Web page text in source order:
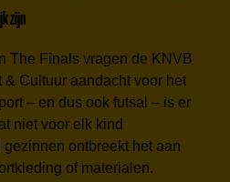
zijn
The Finals vragen de KNVB
& Cultuur aandacht voor het
– en dus ook futsal – is er
niet voor elk kind
ontbreekt het aan
of materialen.